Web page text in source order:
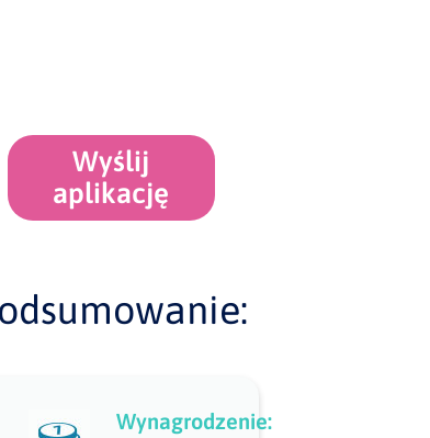
Wyślij
aplikację
Wynagrodzenie: